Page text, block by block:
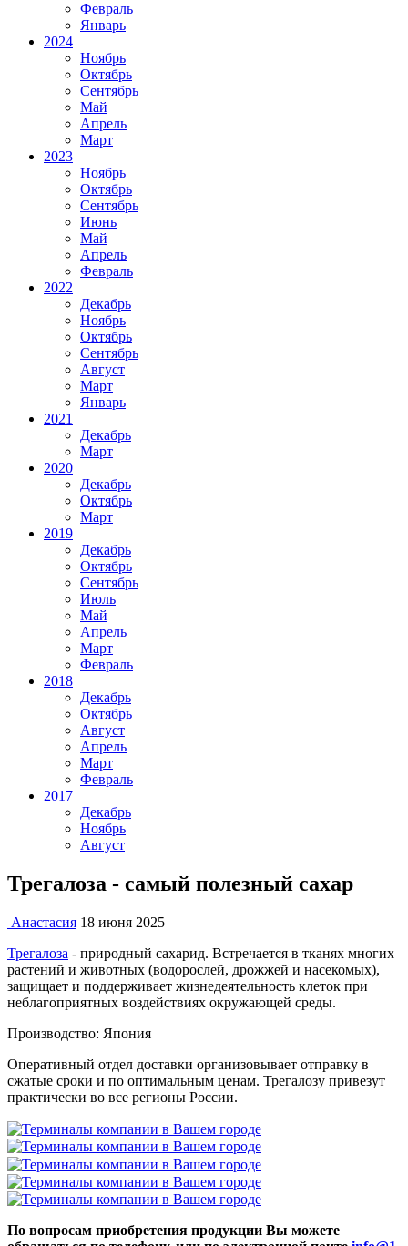
Февраль
Январь
2024
Ноябрь
Октябрь
Сентябрь
Май
Апрель
Март
2023
Ноябрь
Октябрь
Сентябрь
Июнь
Май
Апрель
Февраль
2022
Декабрь
Ноябрь
Октябрь
Сентябрь
Август
Март
Январь
2021
Декабрь
Март
2020
Декабрь
Октябрь
Март
2019
Декабрь
Октябрь
Сентябрь
Июль
Май
Апрель
Март
Февраль
2018
Декабрь
Октябрь
Август
Апрель
Март
Февраль
2017
Декабрь
Ноябрь
Август
Трегалоза - самый полезный сахар
Анастасия 18 июня 2025
Трегалоза - природный сахарид. Встречается в тканях многих
растений и животных (водорослей, дрожжей и насекомых),
защищает и поддерживает жизнедеятельность клеток при
неблагоприятных воздействиях окружающей среды.
Производство: Япония
Оперативный отдел доставки организовывает отправку в
сжатые сроки и по оптимальным ценам. Трегалозу привезут
практически во все регионы России.
По вопросам приобретения продукции Вы можете